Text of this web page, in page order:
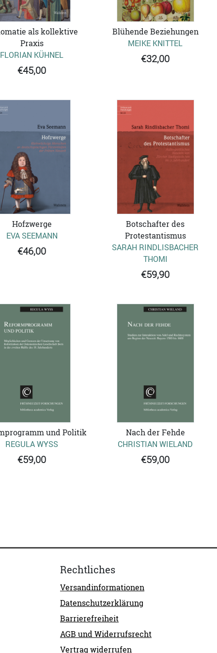
als kollektive
Praxis
FLORIAN KÜHNEL
€45,00
Blühende Beziehungen
MEIKE KNITTEL
€32,00
Hofzwerge
EVA SEEMANN
€46,00
Botschafter des
Protestantismus
SARAH RINDLISBACHER
THOMI
€59,90
und Politik
REGULA WYSS
€59,00
Nach der Fehde
CHRISTIAN WIELAND
€59,00
Rechtliches
Versandinformationen
Datenschutzerklärung
Barrierefreiheit
AGB und Widerrufsrecht
Vertrag widerrufen